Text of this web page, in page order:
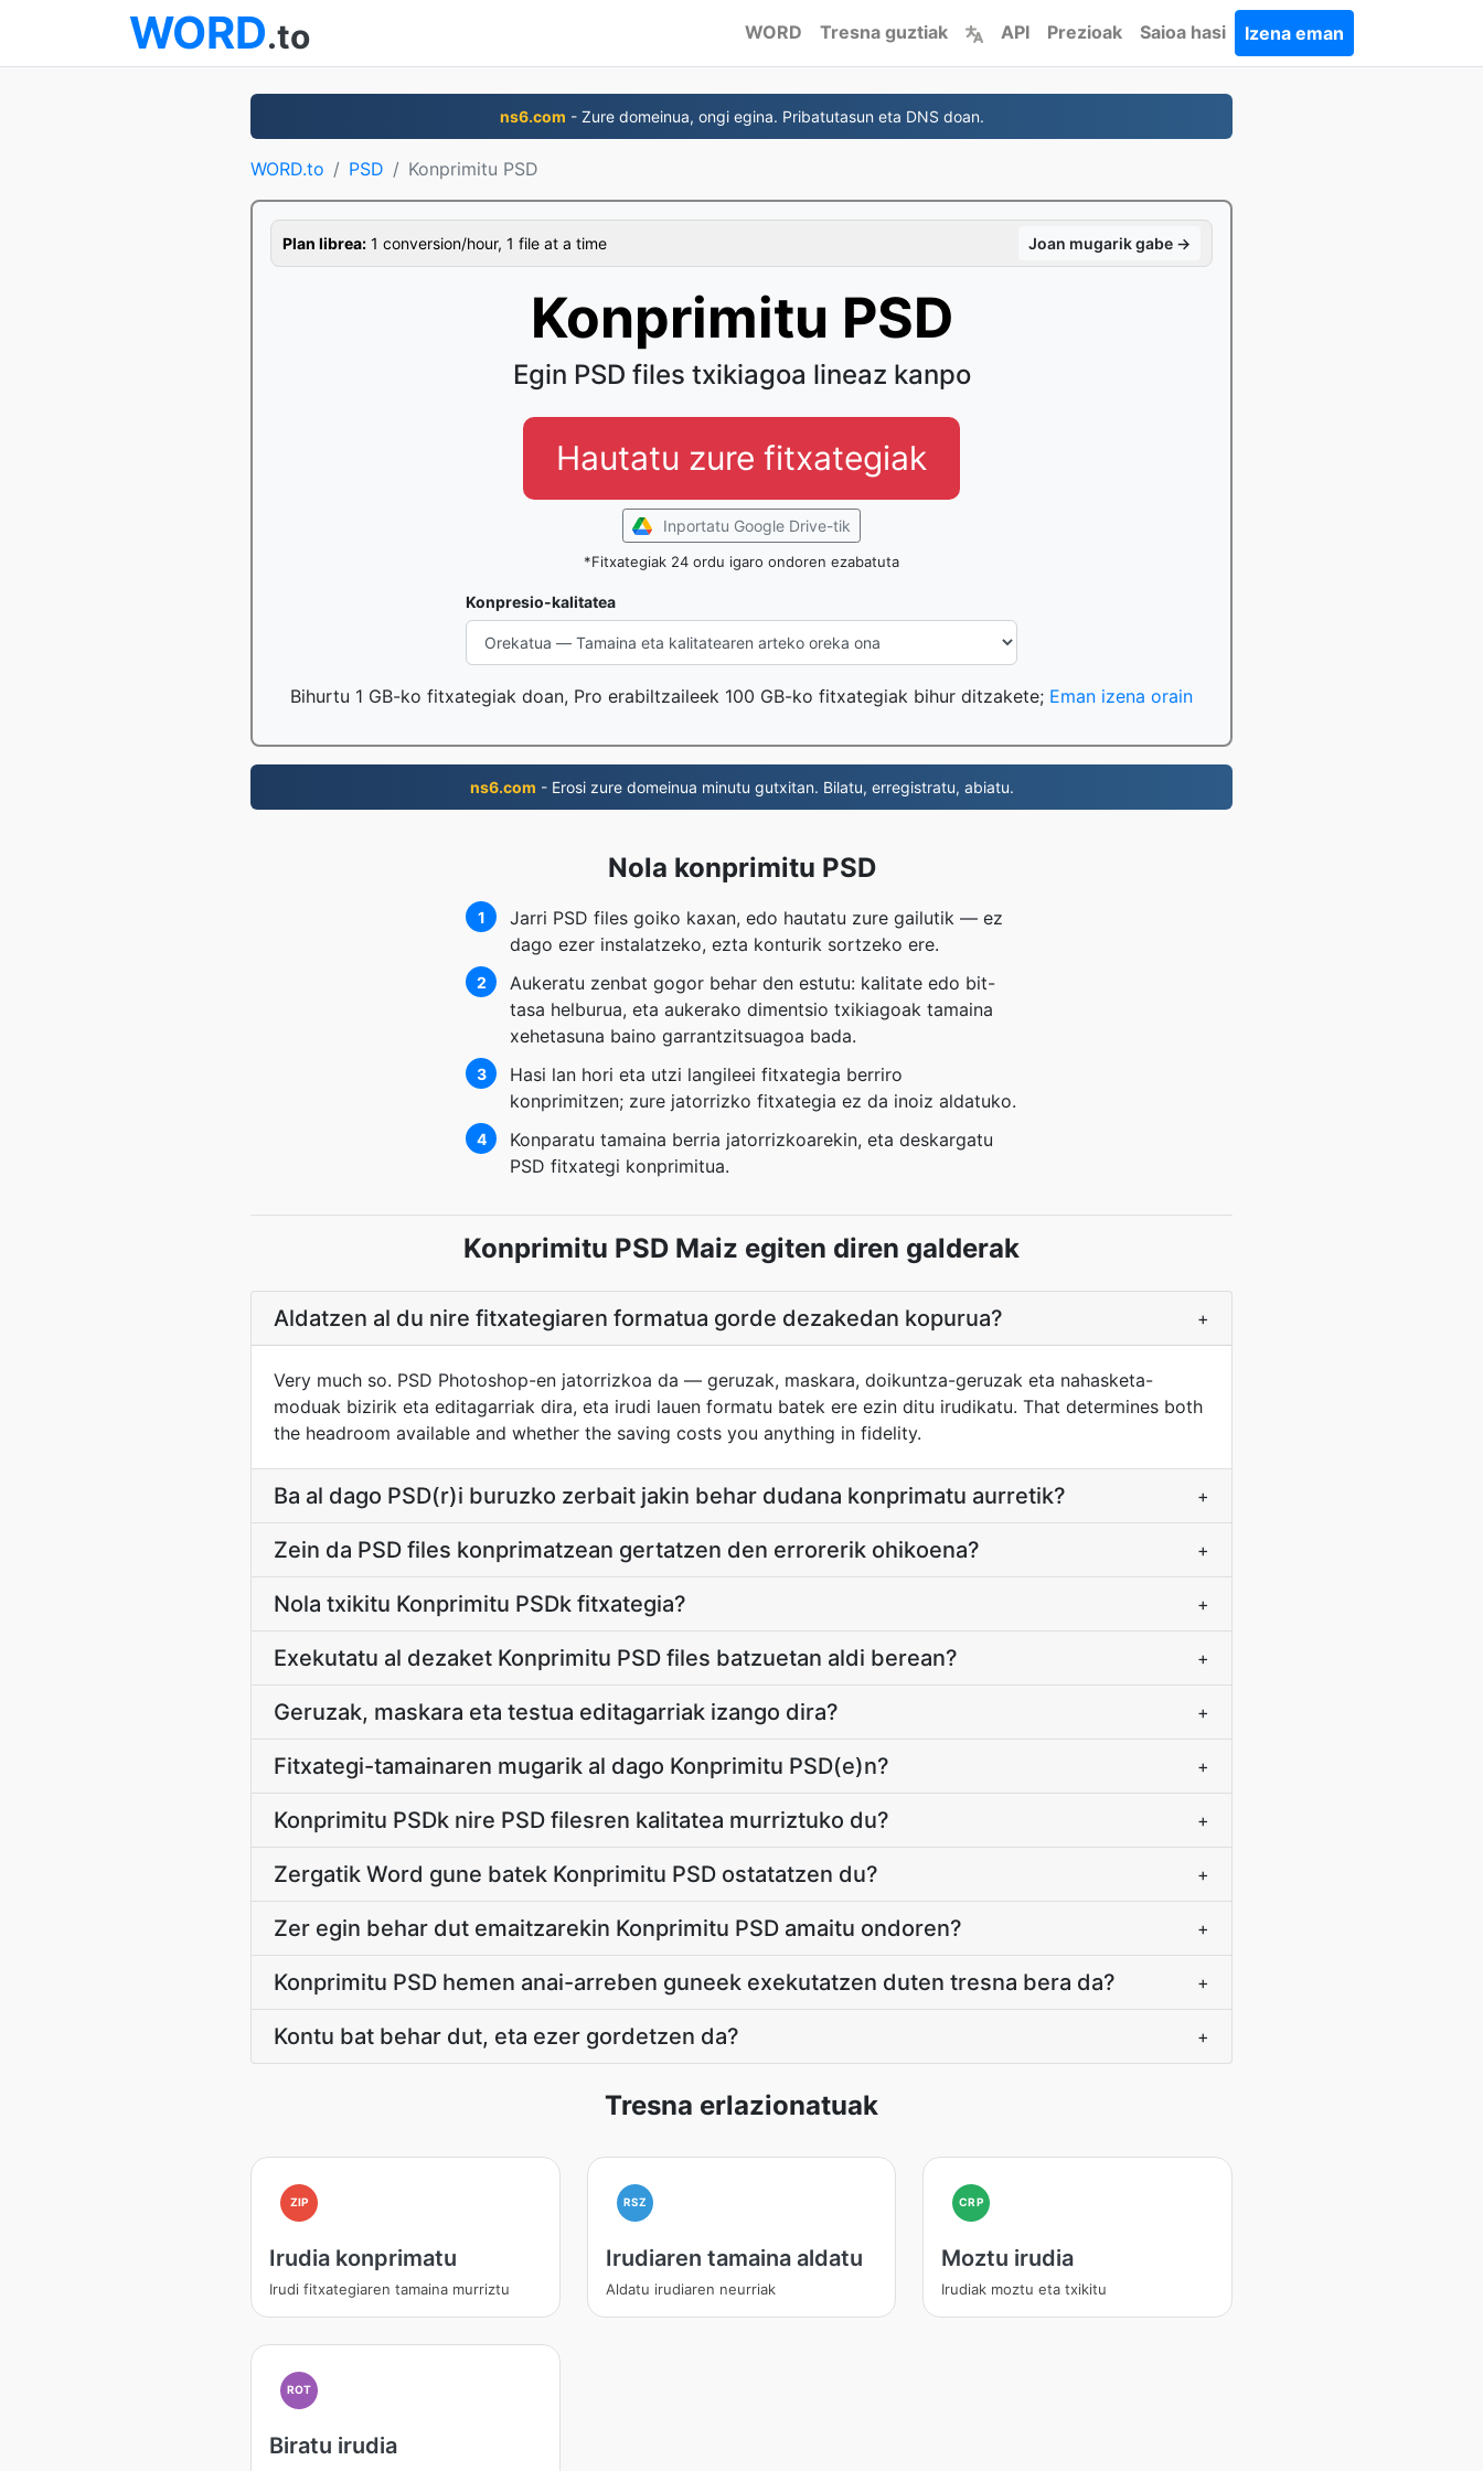
WORD.to WORD Tresna guztiak API Prezioak Saioa hasi Izena eman
ns6.com - Zure domeinua, ongi egina. Pribatutasun eta DNS doan.
WORD.to PSD Konprimitu PSD
Plan librea: 1 conversion/hour, 1 file at a time Joan mugarik gabe →
Konprimitu PSD
Egin PSD files txikiagoa lineaz kanpo
Hautatu zure fitxategiak
Inportatu Google Drive-tik
*Fitxategiak 24 ordu igaro ondoren ezabatuta
Konpresio-kalitatea
Bihurtu 1 GB-ko fitxategiak doan, Pro erabiltzaileek 100 GB-ko fitxategiak bihur ditzakete; Eman izena orain
ns6.com - Erosi zure domeinua minutu gutxitan. Bilatu, erregistratu, abiatu.
Nola konprimitu PSD
1
Jarri PSD files goiko kaxan, edo hautatu zure gailutik — ez
dago ezer instalatzeko, ezta konturik sortzeko ere.
2
Aukeratu zenbat gogor behar den estutu: kalitate edo bit-
tasa helburua, eta aukerako dimentsio txikiagoak tamaina
xehetasuna baino garrantzitsuagoa bada.
3
Hasi lan hori eta utzi langileei fitxategia berriro
konprimitzen; zure jatorrizko fitxategia ez da inoiz aldatuko.
4
Konparatu tamaina berria jatorrizkoarekin, eta deskargatu
PSD fitxategi konprimitua.
Konprimitu PSD Maiz egiten diren galderak
Aldatzen al du nire fitxategiaren formatua gorde dezakedan kopurua? +
Very much so. PSD Photoshop-en jatorrizkoa da — geruzak, maskara, doikuntza-geruzak eta nahasketa-
moduak bizirik eta editagarriak dira, eta irudi lauen formatu batek ere ezin ditu irudikatu. That determines both
the headroom available and whether the saving costs you anything in fidelity.
Ba al dago PSD(r)i buruzko zerbait jakin behar dudana konprimatu aurretik? +
Zein da PSD files konprimatzean gertatzen den errorerik ohikoena? +
Nola txikitu Konprimitu PSDk fitxategia? +
Exekutatu al dezaket Konprimitu PSD files batzuetan aldi berean? +
Geruzak, maskara eta testua editagarriak izango dira? +
Fitxategi-tamainaren mugarik al dago Konprimitu PSD(e)n? +
Konprimitu PSDk nire PSD filesren kalitatea murriztuko du? +
Zergatik Word gune batek Konprimitu PSD ostatatzen du? +
Zer egin behar dut emaitzarekin Konprimitu PSD amaitu ondoren? +
Konprimitu PSD hemen anai-arreben guneek exekutatzen duten tresna bera da? +
Kontu bat behar dut, eta ezer gordetzen da? +
Tresna erlazionatuak
ZIP
Irudia konprimatu
Irudi fitxategiaren tamaina murriztu
RSZ
Irudiaren tamaina aldatu
Aldatu irudiaren neurriak
CRP
Moztu irudia
Irudiak moztu eta txikitu
ROT
Biratu irudia